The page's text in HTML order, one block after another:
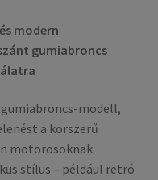
modern
gumiabroncs
gumiabroncs-modell,
a korszerű
motorosoknak
stílus – például retró